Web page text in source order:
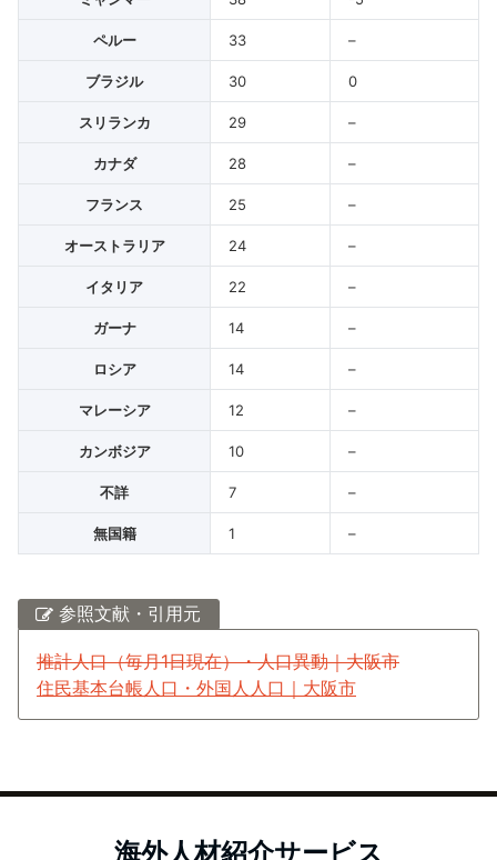
ペルー 33 –
ブラジル 30 0
スリランカ 29 –
カナダ 28 –
フランス 25 –
オーストラリア 24 –
イタリア 22 –
ガーナ 14 –
ロシア 14 –
マレーシア 12 –
カンボジア 10 –
不詳 7 –
無国籍 1 –
参照文献・引用元
推計人口（毎月1日現在）・人口異動｜大阪市
住民基本台帳人口・外国人人口｜大阪市
海外人材紹介サービス